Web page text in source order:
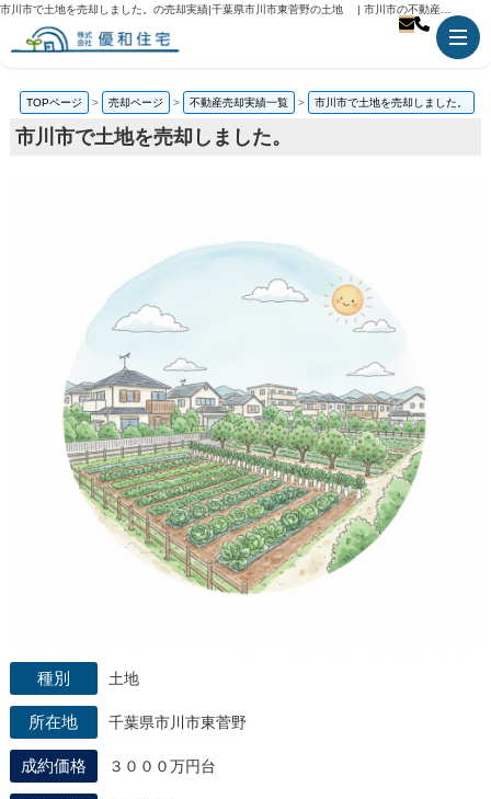
TOPページ 売却ページ 不動産売却実績一覧 市川市で土地を売却しました。
市川市で土地を売却しました。
土地
千葉県市川市東菅野
３０００万円台